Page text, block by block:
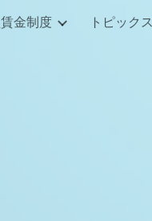
金制度 トピックス